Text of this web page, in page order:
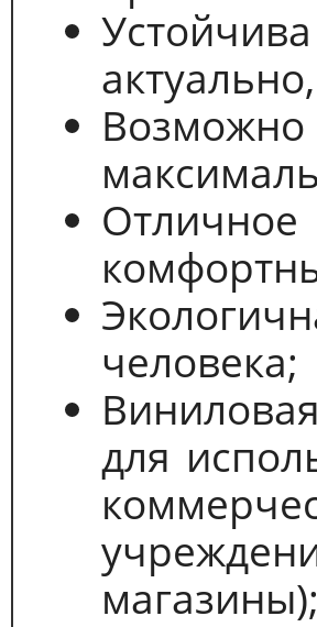
Возможно
человека;
для
магазины);